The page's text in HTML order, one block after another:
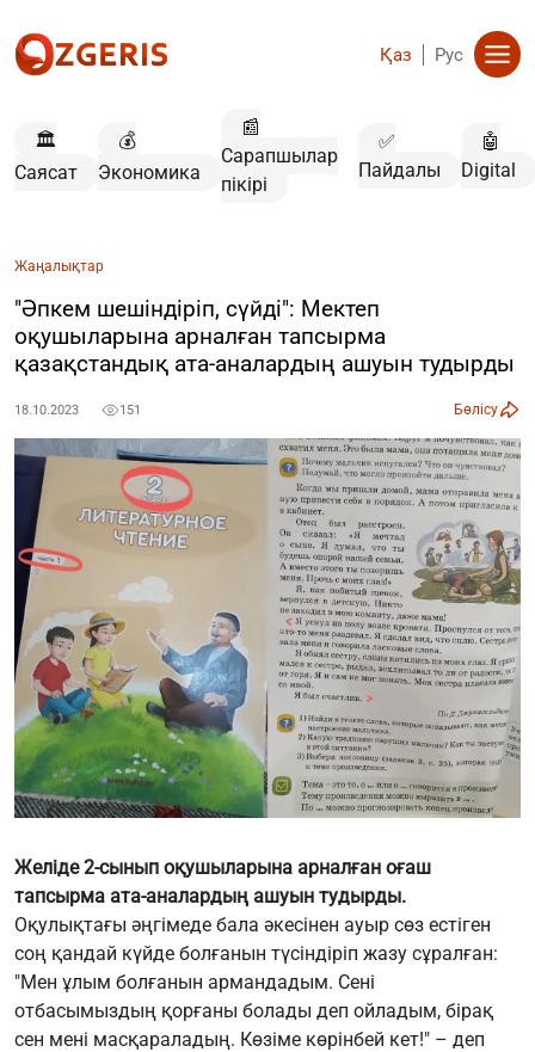
Қаз Рус
🏛️
Саясат
💰
Экономика
📰
Сарапшылар
пікірі
✅
Пайдалы
🤖
Digital
Жаңалықтар
"Әпкем шешіндіріп, сүйді": Мектеп
оқушыларына арналған тапсырма
қазақстандық ата-аналардың ашуын тудырды
18.10.2023 151 Бөлісу
Желіде 2-сынып оқушыларына арналған оғаш
тапсырма ата-аналардың ашуын тудырды.
Оқулықтағы әңгімеде бала әкесінен ауыр сөз естіген
соң қандай күйде болғанын түсіндіріп жазу сұралған:
"Мен ұлым болғанын армандадым. Сені
отбасымыздың қорғаны болады деп ойладым, бірақ
сен мені масқараладың. Көзіме көрінбей кет!" – деп